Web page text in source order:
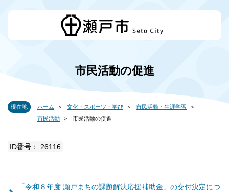
市民活動の促進
現在地 ホーム 文化・スポーツ・学び
市民活動・生涯学習
市民活動
市民活動の促進
ID番号： 26116
「令和８年度 瀬戸まちの課題解決応援補助金」の交付決定につ